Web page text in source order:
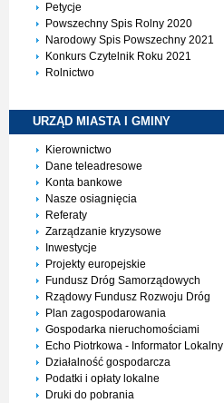
Petycje
Powszechny Spis Rolny 2020
Narodowy Spis Powszechny 2021
Konkurs Czytelnik Roku 2021
Rolnictwo
URZĄD MIASTA I GMINY
Kierownictwo
Dane teleadresowe
Konta bankowe
Nasze osiagnięcia
Referaty
Zarządzanie kryzysowe
Inwestycje
Projekty europejskie
Fundusz Dróg Samorządowych
Rządowy Fundusz Rozwoju Dróg
Plan zagospodarowania
Gospodarka nieruchomościami
Echo Piotrkowa - Informator Lokalny
Działalność gospodarcza
Podatki i opłaty lokalne
Druki do pobrania